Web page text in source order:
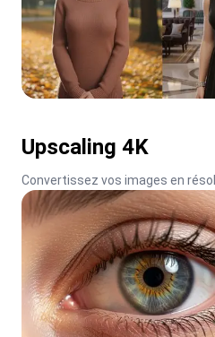
Upscaling 4K
Convertissez vos images en